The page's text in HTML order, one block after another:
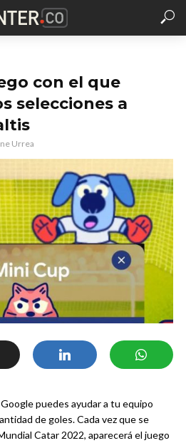
con el que
selecciones a
Urrea
puedes ayudar a tu equipo
de goles. Cada vez que se
Catar 2022, aparecerá el juego